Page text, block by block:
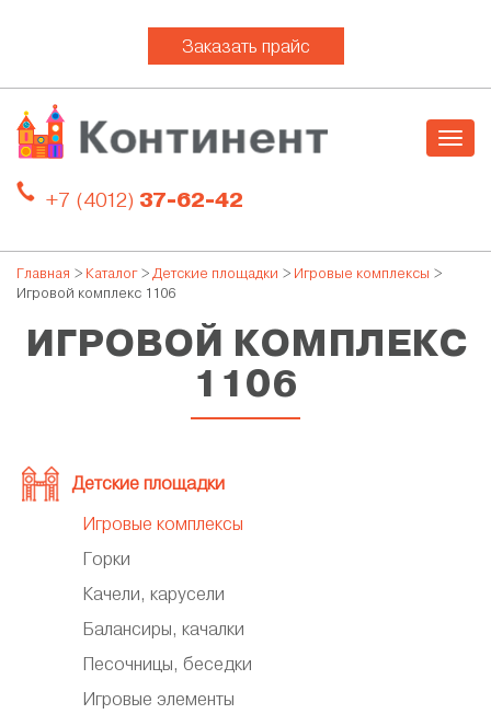
Заказать прайс
+7 (4012) 37-62-42
Главная > Каталог> Детские площадки > Игровые комплексы >
Игровой комплекс 1106
ИГРОВОЙ КОМПЛЕКС
1106
Детские площадки
Игровые комплексы
Горки
Качели, карусели
Балансиры, качалки
Песочницы, беседки
Игровые элементы